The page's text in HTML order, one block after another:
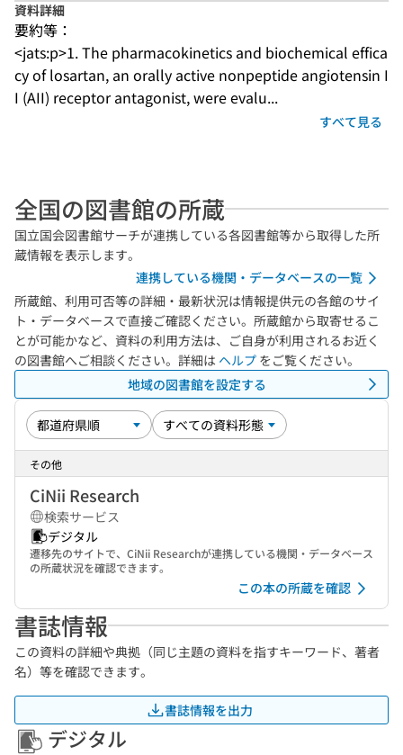
資料詳細
要約等：
<jats:p>1. The pharmacokinetics and biochemical effica
cy of losartan, an orally active nonpeptide angiotensin I
I (AII) receptor antagonist, were evalu...
すべて見る
全国の図書館の所蔵
国立国会図書館サーチが連携している各図書館等から取得した所
蔵情報を表示します。
連携している機関・データベースの一覧
所蔵館、利用可否等の詳細・最新状況は情報提供元の各館のサイ
ト・データベースで直接ご確認ください。所蔵館から取寄せるこ
とが可能かなど、資料の利用方法は、ご自身が利用されるお近く
の図書館へご相談ください。詳細は ヘルプ をご覧ください。
地域の図書館を設定する
その他
CiNii Research
検索サービス
デジタル
遷移先のサイトで、CiNii Researchが連携している機関・データベース
の所蔵状況を確認できます。
この本の所蔵を確認
書誌情報
この資料の詳細や典拠（同じ主題の資料を指すキーワード、著者
名）等を確認できます。
書誌情報を出力
デジタル